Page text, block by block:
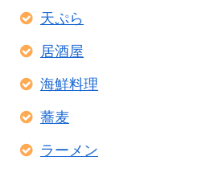
天ぷら
居酒屋
海鮮料理
蕎麦
ラーメン